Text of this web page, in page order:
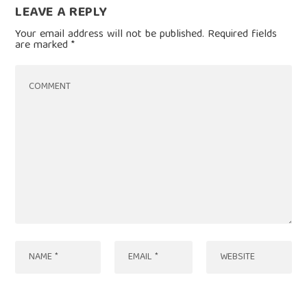
LEAVE A REPLY
Your email address will not be published. Required fields
are marked*